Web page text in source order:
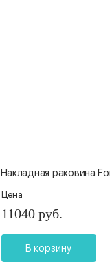
Накладная раковина
Цена
11040 руб.
В корзину